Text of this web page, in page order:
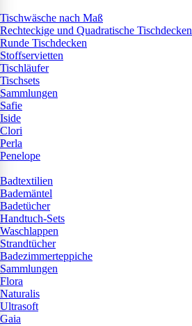
Tischwäsche nach Maß
Rechteckige und Quadratische Tischdecken
Runde Tischdecken
Stoffservietten
Tischläufer
Tischsets
Sammlungen
Safie
Iside
Clori
Perla
Penelope
Badtextilien
Bademäntel
Badetücher
Handtuch-Sets
Waschlappen
Strandtücher
Badezimmerteppiche
Sammlungen
Flora
Naturalis
Ultrasoft
Gaia